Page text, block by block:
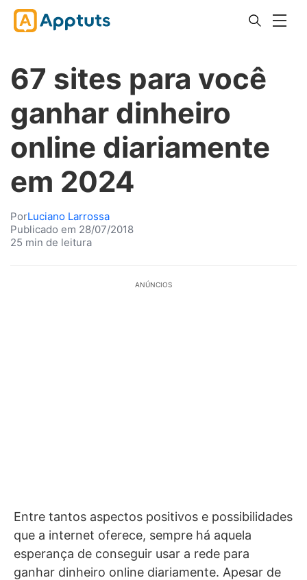
67 sites para você
ganhar dinheiro
online diariamente
em 2024
PorLuciano Larrossa
Publicado em 28/07/2018
25 min de leitura
ANÚNCIOS
Entre tantos aspectos positivos e possibilidades
que a internet oferece, sempre há aquela
esperança de conseguir usar a rede para
ganhar dinheiro online diariamente. Apesar de